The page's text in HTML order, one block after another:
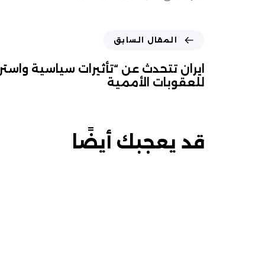
المقال السابق
ايران تتحدث عن “تأثيرات سياسية
للعقوبات الأممية
قد يعجبك أيضًا